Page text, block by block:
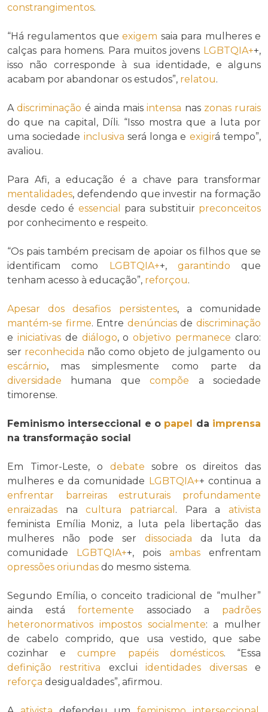
constrangimentos.
“Há regulamentos queexigem saia para mulheres e
calças para homens. Para muitos jovens LGBTQIA++,
isso não corresponde à sua identidade, e alguns
acabam por abandonar os estudos”, relatou.
Adiscriminação é ainda maisintensa nas zonas rurais
do que na capital, Díli. “Isso mostra que a luta por
uma sociedade inclusiva será longa e exigirá tempo”,
avaliou.
Para Afi, a educação é a chave para transformar
mentalidades, defendendo que investir na formação
desde cedo é essencial para substituir preconceitos
por conhecimento e respeito.
“Os pais também precisam de apoiar os filhos que se
identificam como
LGBTQIA++, garantindo que
tenham acesso à educação”, reforçou.
Apesar dos desafios persistentes, a comunidade
mantém-se firme. Entre denúnciasdediscriminação
e iniciativasde diálogo, oobjetivo permanece claro:
ser reconhecida não como objeto de julgamento ou
escárnio, mas simplesmente como parte da
diversidade humana quecompõe a sociedade
timorense.
Feminismo interseccional e o papel da imprensa
na transformação social
Em Timor-Leste, o debate sobre os direitos das
mulheres e da comunidade LGBTQIA++ continua a
enfrentar
barreiras estruturais
profundamente
enraizadas nacultura patriarcal . Para aativista
feminista Emília Moniz, a luta pela libertação das
mulheres não pode ser dissociada da luta da
comunidade
LGBTQIA++, pois ambas enfrentam
opressões oriundas do mesmo sistema.
Segundo Emília, o conceito tradicional de “mulher”
ainda está fortemente associado a padrões
heteronormativos impostos socialmente: a mulher
de cabelo comprido, que usa vestido, que sabe
cozinhar ecumpre papéis domésticos. “Essa
definição
restritiva excluiidentidades diversase
reforça desigualdades”, afirmou.